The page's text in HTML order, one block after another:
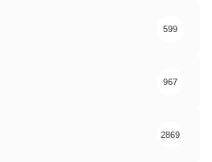
599
967
2869